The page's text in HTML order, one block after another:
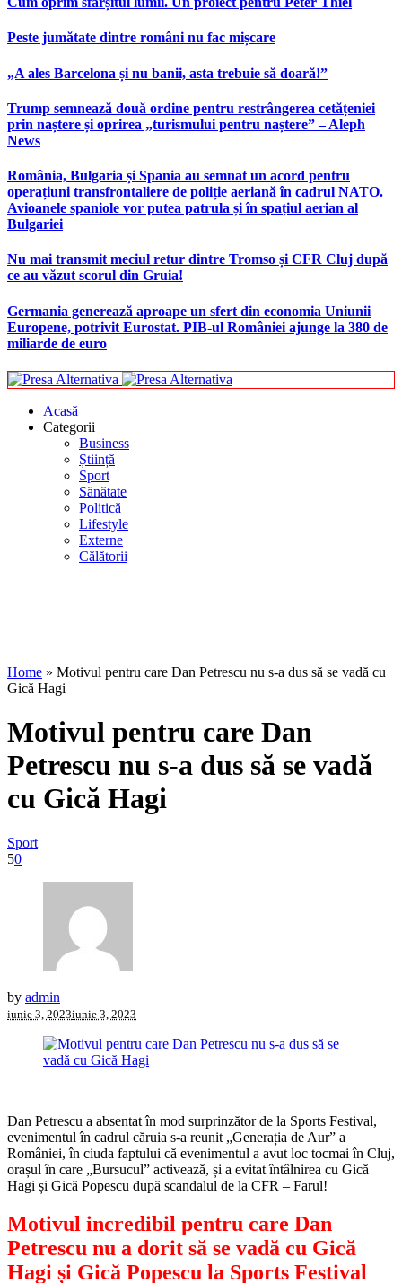
Peste jumătate dintre români nu fac mișcare
„A ales Barcelona și nu banii, asta trebuie să doară!”
Trump semnează două ordine pentru restrângerea cetățeniei
prin naștere și oprirea „turismului pentru naștere” – Aleph
News
România, Bulgaria și Spania au semnat un acord pentru
operațiuni transfrontaliere de poliție aeriană în cadrul NATO.
Avioanele spaniole vor putea patrula și în spațiul aerian al
Bulgariei
Nu mai transmit meciul retur dintre Tromso și CFR Cluj după
ce au văzut scorul din Gruia!
Germania generează aproape un sfert din economia Uniunii
Europene, potrivit Eurostat. PIB-ul României ajunge la 380 de
miliarde de euro
Acasă
Categorii
Business
Știință
Sport
Sănătate
Politică
Lifestyle
Externe
Călătorii
Home » Motivul pentru care Dan Petrescu nu s-a dus să se vadă cu
Gică Hagi
Motivul pentru care Dan
Petrescu nu s-a dus să se vadă
cu Gică Hagi
Sport
50
by admin
iunie 3, 2023iunie 3, 2023
Dan Petrescu a absentat în mod surprinzător de la Sports Festival,
evenimentul în cadrul căruia s-a reunit „Generația de Aur” a
României, în ciuda faptului că evenimentul a avut loc tocmai în Cluj,
orașul în care „Bursucul” activează, și a evitat întâlnirea cu Gică
Hagi și Gică Popescu după scandalul de la CFR – Farul!
Motivul incredibil pentru care Dan
Petrescu nu a dorit să se vadă cu Gică
Hagi și Gică Popescu la Sports Festival